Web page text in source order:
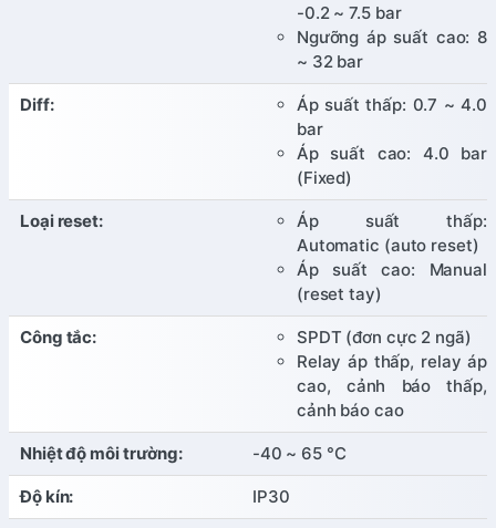
-0.2 ~ 7.5 bar
Ngưỡng áp suất cao: 8
~ 32 bar
Diff:
Áp suất thấp: 0.7 ~ 4.0
bar
Áp suất cao: 4.0 bar
(Fixed)
Loại reset:
Áp suất thấp:
Automatic (auto reset)
Áp suất cao: Manual
(reset tay)
Công tắc:
SPDT (đơn cực 2 ngã)
Relay áp thấp, relay áp
cao, cảnh báo thấp,
cảnh báo cao
Nhiệt độ môi trường: -40 ~ 65 °C
Độ kín: IP30